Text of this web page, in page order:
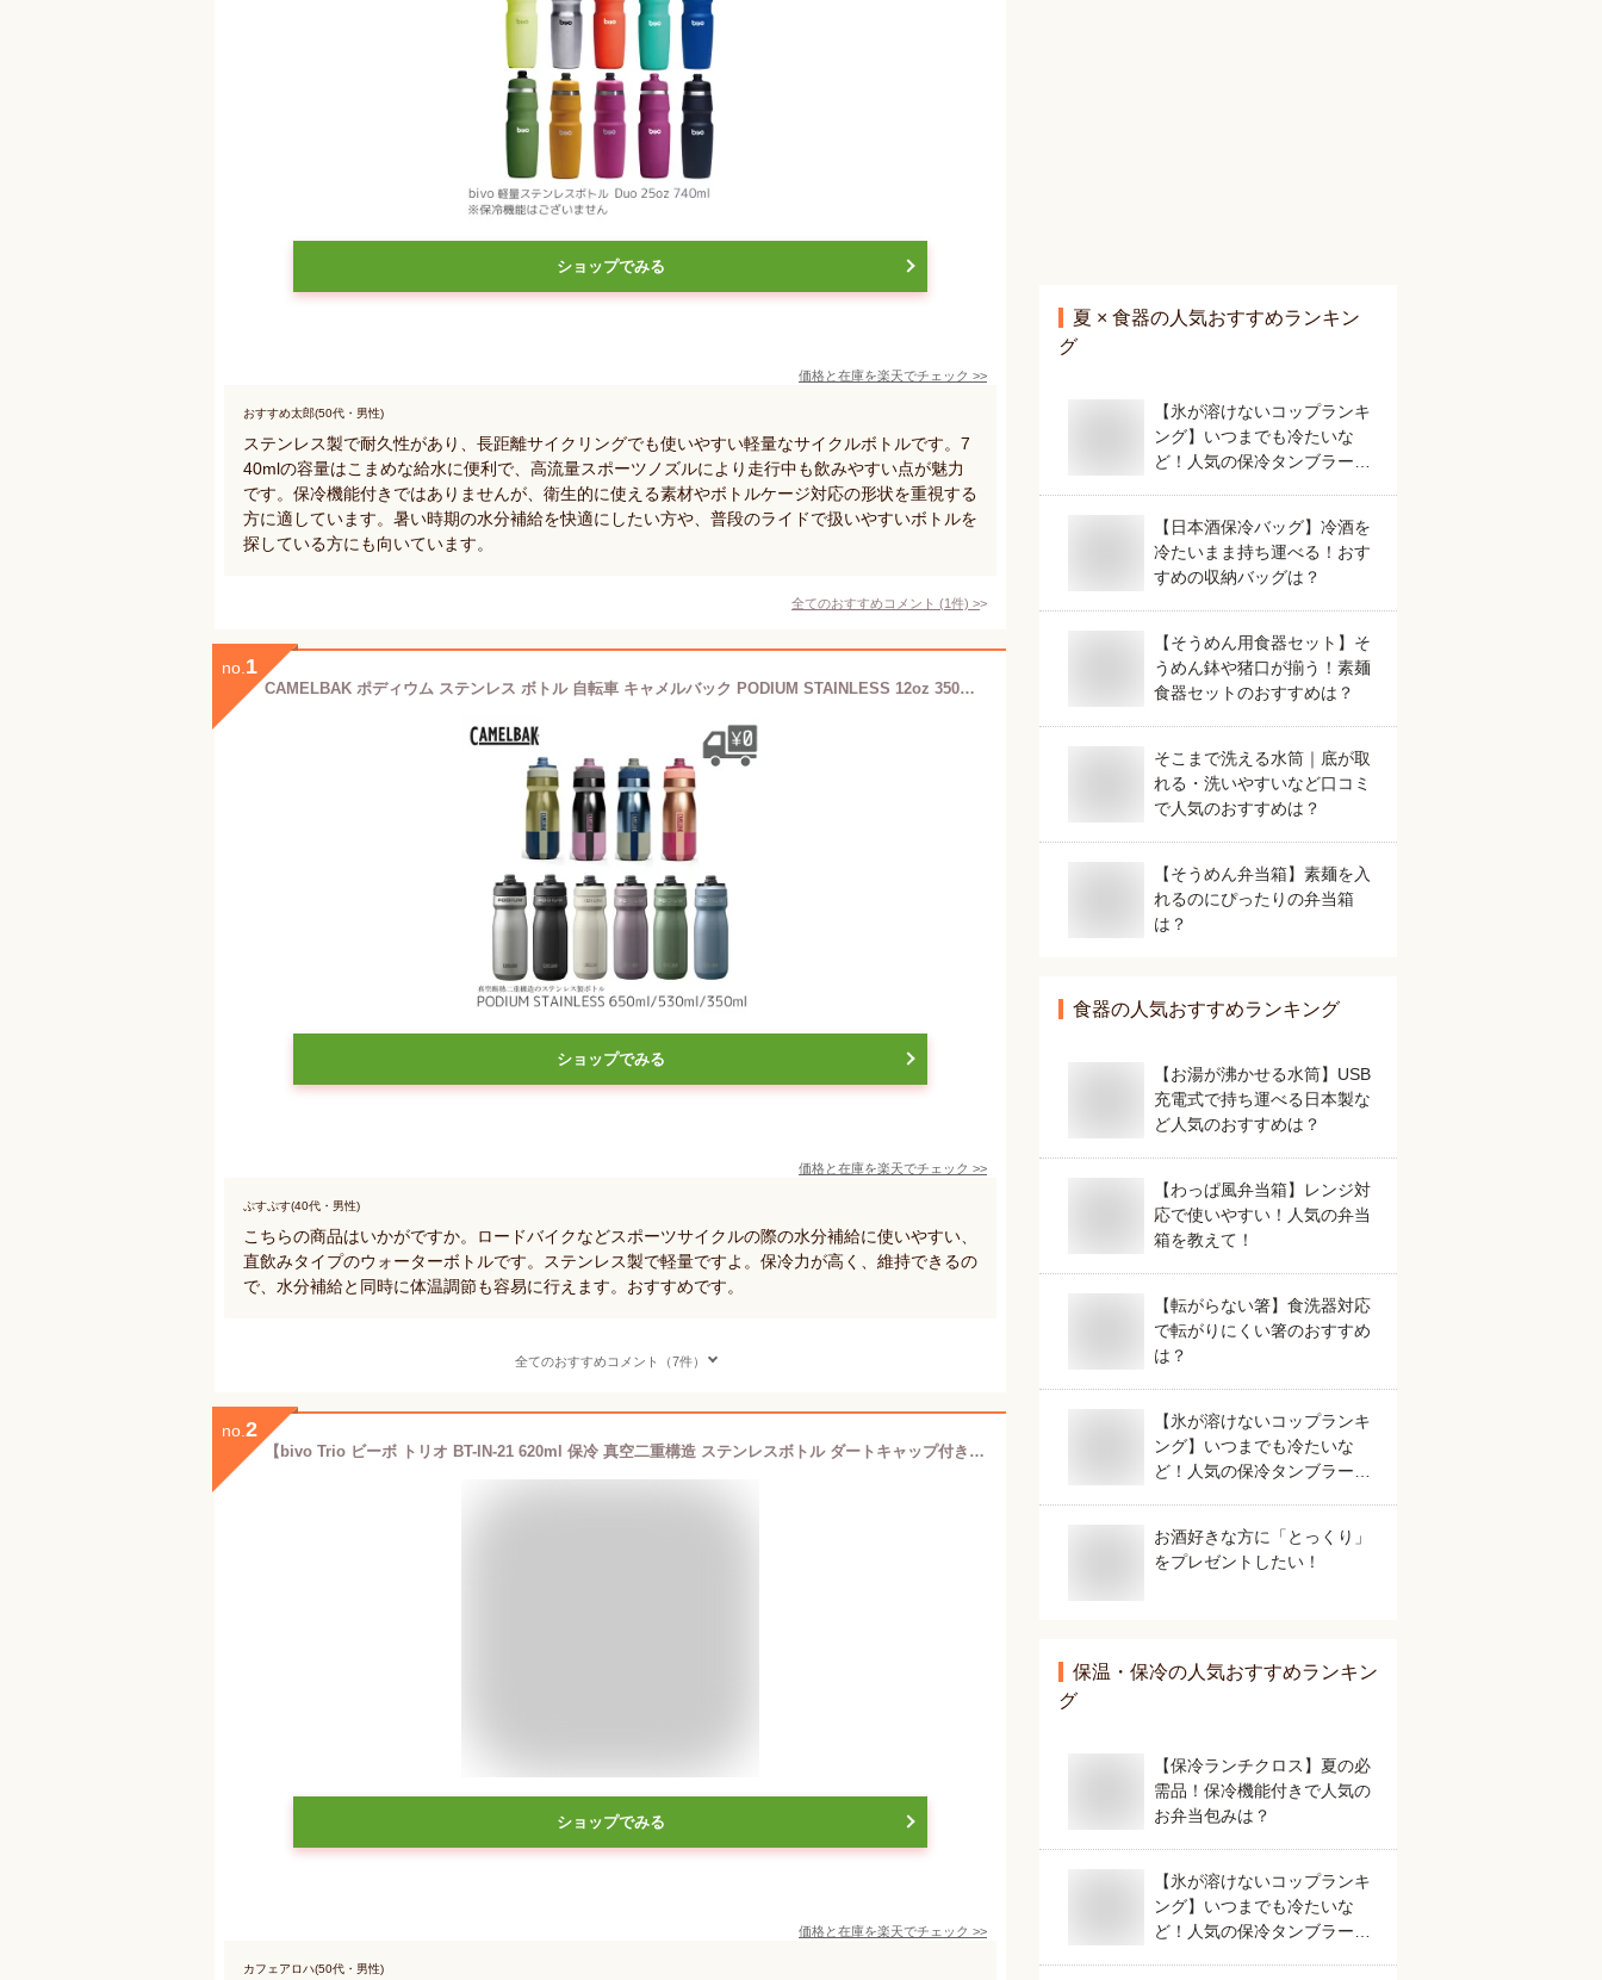
ショップでみる
価格と在庫を楽天でチェック >>
おすすめ太郎(50代・男性)
ステンレス製で耐久性があり、長距離サイクリングでも使いやすい軽量なサイクルボトルです。7
40mlの容量はこまめな給水に便利で、高流量スポーツノズルにより走行中も飲みやすい点が魅力
です。保冷機能付きではありませんが、衛生的に使える素材やボトルケージ対応の形状を重視する
方に適しています。暑い時期の水分補給を快適にしたい方や、普段のライドで扱いやすいボトルを
探している方にも向いています。
全てのおすすめコメント (1件) >
no. 1
CAMELBAK ポディウム ステンレス ボトル 自転車 キャメルバック PODIUM STAINLESS 12oz 350ml 0.35 18oz 530ml 0.53l 22oz 650ml 0.65l 自転車用 ドリンク サイクルボトル 水筒 ステンレスボトル 保冷 暑さ対策 水分補給 ロードバイク クロスバイク ボトルケージ アウトドア
ショップでみる
価格と在庫を楽天でチェック >>
ぷすぷす(40代・男性)
こちらの商品はいかがですか。ロードバイクなどスポーツサイクルの際の水分補給に使いやすい、
直飲みタイプのウォーターボトルです。ステンレス製で軽量ですよ。保冷力が高く、維持できるの
で、水分補給と同時に体温調節も容易に行えます。おすすめです。
全てのおすすめコメント（7件）
no. 2
【bivo Trio ビーボ トリオ BT-IN-21 620ml 保冷 真空二重構造 ステンレスボトル ダートキャップ付きも選べる サイクルボトル NASA 自転車 ドリンク サイクルボトル 水筒 暑さ対策 水分補給 ロードバイク クロスバイク ボトルケージ アウトドア 食品グレードシリコン】
ショップでみる
価格と在庫を楽天でチェック >>
カフェアロハ(50代・男性)
夏 × 食器の人気おすすめランキン
グ
【氷が溶けないコップランキ
ング】いつまでも冷たいな
ど！人気の保冷タンブラーの
【日本酒保冷バッグ】冷酒を
冷たいまま持ち運べる！おす
すめの収納バッグは？
【そうめん用食器セット】そ
うめん鉢や猪口が揃う！素麺
食器セットのおすすめは？
そこまで洗える水筒｜底が取
れる・洗いやすいなど口コミ
で人気のおすすめは？
【そうめん弁当箱】素麺を入
れるのにぴったりの弁当箱
は？
食器の人気おすすめランキング
【お湯が沸かせる水筒】USB
充電式で持ち運べる日本製な
ど人気のおすすめは？
【わっぱ風弁当箱】レンジ対
応で使いやすい！人気の弁当
箱を教えて！
【転がらない箸】食洗器対応
で転がりにくい箸のおすすめ
は？
【氷が溶けないコップランキ
ング】いつまでも冷たいな
ど！人気の保冷タンブラーの
お酒好きな方に「とっくり」
をプレゼントしたい！
保温・保冷の人気おすすめランキン
グ
【保冷ランチクロス】夏の必
需品！保冷機能付きで人気の
お弁当包みは？
【氷が溶けないコップランキ
ング】いつまでも冷たいな
ど！人気の保冷タンブラーの